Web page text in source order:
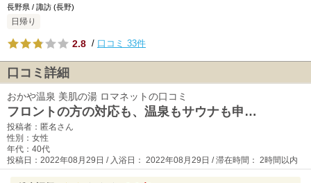
長野県 / 諏訪 (長野)
日帰り
2.8 / 口コミ 33件
口コミ詳細
おかや温泉 美肌の湯 ロマネットの口コミ
フロントの方の対応も、温泉もサウナも申…
投稿者：匿名さん
性別：女性
年代：40代
投稿日：2022年08月29日 / 入浴日： 2022年08月29日 / 滞在時間： 2時間以内